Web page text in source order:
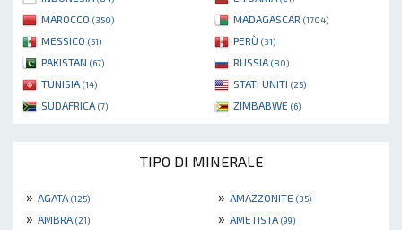
MAROCCO (350) MADAGASCAR (1704)
MESSICO (51) PERÙ (31)
PAKISTAN (67) RUSSIA (80)
TUNISIA (14) STATI UNITI (25)
SUDAFRICA (7) ZIMBABWE (6)
TIPO DI MINERALE
» AGATA (125) » AMAZZONITE (35)
» AMBRA (21) » AMETISTA (99)